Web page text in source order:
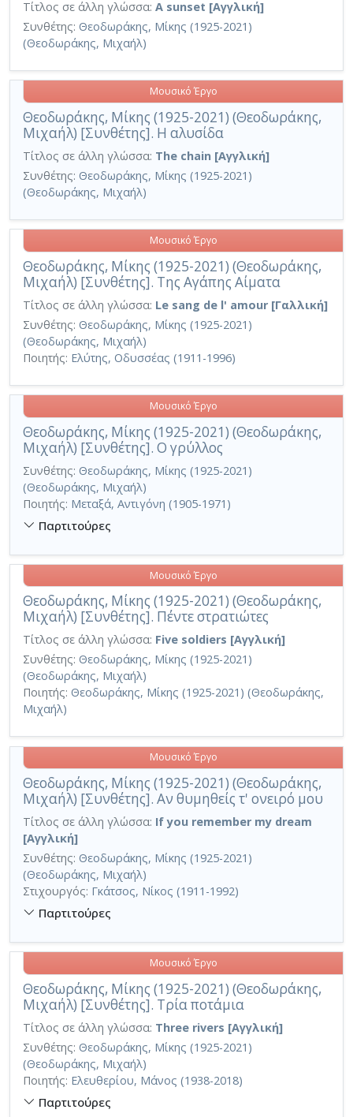
Τίτλος σε άλλη γλώσσα: A sunset [Αγγλική]
Συνθέτης: Θεοδωράκης, Μίκης (1925-2021)
(Θεοδωράκης, Μιχαήλ)
Θεοδωράκης, Μίκης (1925-2021) (Θεοδωράκης,
Μιχαήλ) [Συνθέτης]. Η αλυσίδα
Μουσικό Έργο
Τίτλος σε άλλη γλώσσα: The chain [Αγγλική]
Συνθέτης: Θεοδωράκης, Μίκης (1925-2021)
(Θεοδωράκης, Μιχαήλ)
Θεοδωράκης, Μίκης (1925-2021) (Θεοδωράκης,
Μιχαήλ) [Συνθέτης]. Της Αγάπης Αίματα
Μουσικό Έργο
Τίτλος σε άλλη γλώσσα: Le sang de l' amour [Γαλλική]
Συνθέτης: Θεοδωράκης, Μίκης (1925-2021)
(Θεοδωράκης, Μιχαήλ)
Ποιητής: Ελύτης, Οδυσσέας (1911-1996)
Θεοδωράκης, Μίκης (1925-2021) (Θεοδωράκης,
Μιχαήλ) [Συνθέτης]. Ο γρύλλος
Μουσικό Έργο
Συνθέτης: Θεοδωράκης, Μίκης (1925-2021)
(Θεοδωράκης, Μιχαήλ)
Ποιητής: Μεταξά, Αντιγόνη (1905-1971)
Παρτιτούρες
Θεοδωράκης, Μίκης (1925-2021) (Θεοδωράκης,
Μιχαήλ) [Συνθέτης]. Πέντε στρατιώτες
Μουσικό Έργο
Τίτλος σε άλλη γλώσσα: Five soldiers [Αγγλική]
Συνθέτης: Θεοδωράκης, Μίκης (1925-2021)
(Θεοδωράκης, Μιχαήλ)
Ποιητής: Θεοδωράκης, Μίκης (1925-2021) (Θεοδωράκης,
Μιχαήλ)
Θεοδωράκης, Μίκης (1925-2021) (Θεοδωράκης,
Μιχαήλ) [Συνθέτης]. Αν θυμηθείς τ' ονειρό μου
Μουσικό Έργο
Τίτλος σε άλλη γλώσσα: If you remember my dream
[Αγγλική]
Συνθέτης: Θεοδωράκης, Μίκης (1925-2021)
(Θεοδωράκης, Μιχαήλ)
Στιχουργός: Γκάτσος, Νίκος (1911-1992)
Παρτιτούρες
Θεοδωράκης, Μίκης (1925-2021) (Θεοδωράκης,
Μιχαήλ) [Συνθέτης]. Τρία ποτάμια
Μουσικό Έργο
Τίτλος σε άλλη γλώσσα: Three rivers [Αγγλική]
Συνθέτης: Θεοδωράκης, Μίκης (1925-2021)
(Θεοδωράκης, Μιχαήλ)
Ποιητής: Ελευθερίου, Μάνος (1938-2018)
Παρτιτούρες